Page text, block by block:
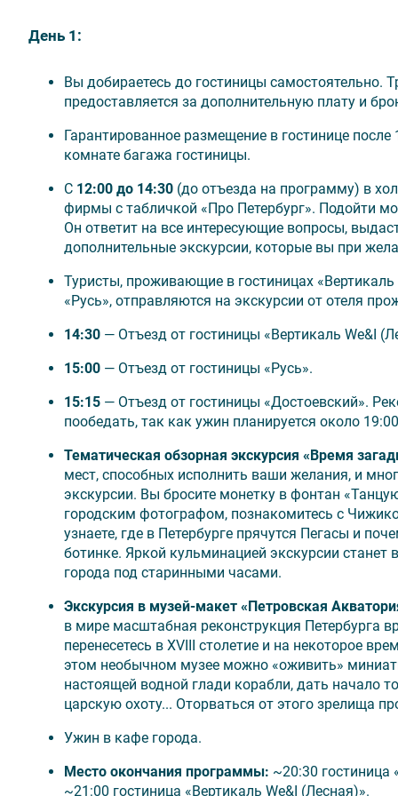
👦 Посмотреть другие туры из серии «В Петербург
6 дней с понедельника
5 дней с понедельника
5 дней с пятницы
.
⚠ Внимание
Гарантированное размещение в гостинице после
Вещи вы можете бесплатно оставить в комнате
Стоимость тура указана в рублях на 1 человека.
Если вы заказываете тур для 1 человека,
Стоимость тура может быть изменена, точную
Время отъезда на экскурсии может быть
Возможно изменение порядка проведения
День 1:
Вы добираетесь до гостиницы самостоятельно.
предоставляется за дополнительную плату и
Гарантированное размещение в гостинице
комнате багажа гостиницы.
С 12:00 до 14:30 (до отъезда на программу) в
фирмы с табличкой «Про Петербург». Подойти
Он ответит на все интересующие вопросы,
дополнительные экскурсии, которые вы при
Туристы, проживающие в гостиницах
«Русь», отправляются на экскурсии от отеля
14:30 — Отъезд от гостиницы «Вертикаль We&I
15:00 — Отъезд от гостиницы «Русь».
15:15 — Отъезд от гостиницы «Достоевский».
пообедать, так как ужин планируется около
Тематическая обзорная экскурсия «Время
мест, способных исполнить ваши желания, и
экскурсии. Вы бросите монетку в фонтан
городским фотографом, познакомитесь с
узнаете, где в Петербурге прячутся Пегасы и
ботинке. Яркой кульминацией экскурсии
города под старинными часами.
Экскурсия в музей-макет «Петровская
в мире масштабная реконструкция Петербурга
перенесетесь в XVIII столетие и на некоторое
этом необычном музее можно «оживить»
настоящей водной глади корабли, дать начало
царскую охоту... Оторваться от этого зрелища
Ужин в кафе города.
Место окончания программы: ~20:30 гостиница
~21:00 гостиница «Вертикаль We&I (Лесная)».